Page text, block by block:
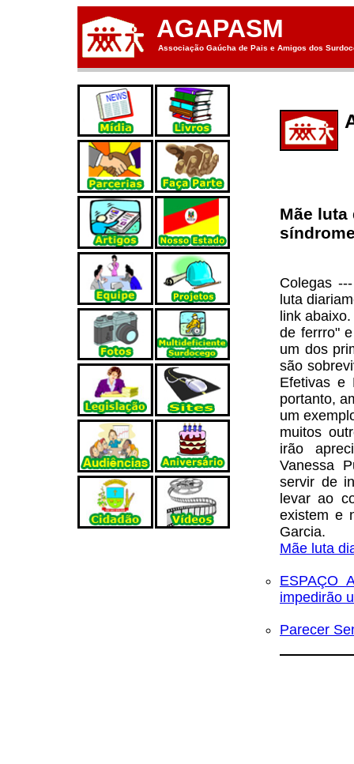
AGAPASM
Associação Gaúcha de Pais e Amigos dos
Mãe
Colegas
luta
link
de ferrro"
um dos
são
Efetivas e
portanto,
um
muitos
irão
Vanessa
servir de
levar ao
existem e
Garcia.
Mãe luta
ESPAÇO
impedirão
Parecer